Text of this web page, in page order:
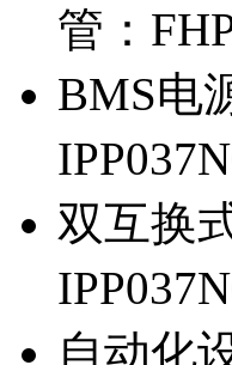
管：
BMS电
双互换
自动化